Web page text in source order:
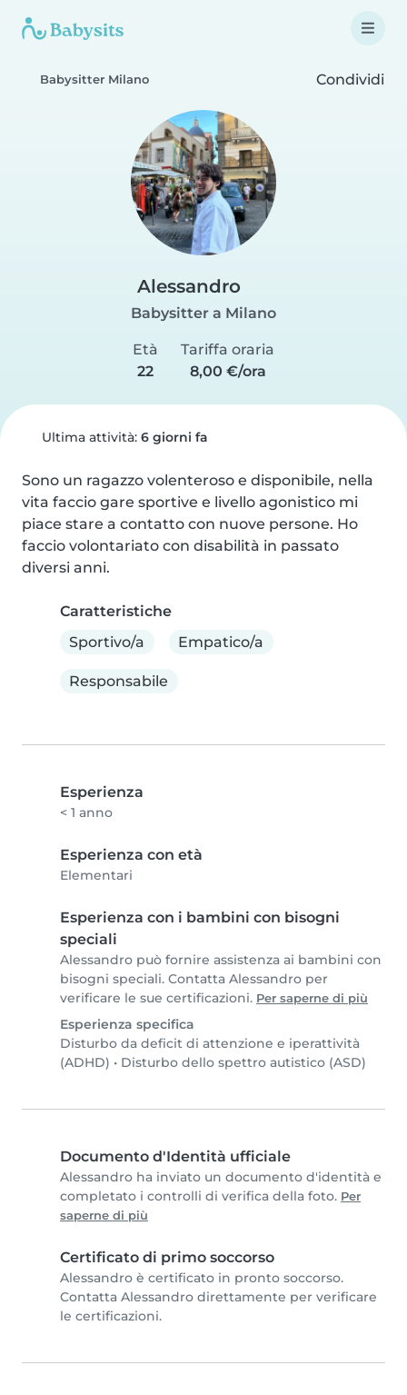
Babysitter Milano Condividi
Alessandro
Babysitter a Milano
Età
22
Tariffa oraria
8,00 €/ora
Ultima attività: 6 giorni fa
Sono un ragazzo volenteroso e disponibile, nella
vita faccio gare sportive e livello agonistico mi
piace stare a contatto con nuove persone. Ho
faccio volontariato con disabilità in passato
diversi anni.
Caratteristiche
Sportivo/a
Empatico/a
Responsabile
Esperienza
< 1 anno
Esperienza con età
Elementari
Esperienza con i bambini con bisogni
speciali
Alessandro può fornire assistenza ai bambini con
bisogni speciali. Contatta Alessandro per
verificare le sue certificazioni. Per saperne di più
Esperienza specifica
Disturbo da deficit di attenzione e iperattività
(ADHD) • Disturbo dello spettro autistico (ASD)
Documento d'Identità ufficiale
Alessandro ha inviato un documento d'identità e
completato i controlli di verifica della foto. Per
saperne di più
Certificato di primo soccorso
Alessandro è certificato in pronto soccorso.
Contatta Alessandro direttamente per verificare
le certificazioni.